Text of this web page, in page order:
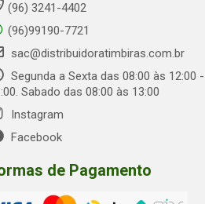
(96) 3241-4402
(96)99190-7721
sac@distribuidoratimbiras.com.br
Segunda a Sexta das 08:00 às 12:00
Sabado das 08:00 às 13:00
Instagram
Facebook
de Pagamento